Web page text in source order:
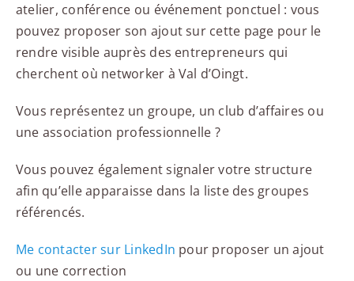
atelier, conférence ou événement ponctuel : vous
pouvez proposer son ajout sur cette page pour le
rendre visible auprès des entrepreneurs qui
cherchent où networker à Val d’Oingt.
Vous représentez un groupe, un club d’affaires ou
une association professionnelle ?
Vous pouvez également signaler votre structure
afin qu’elle apparaisse dans la liste des groupes
référencés.
Me contacter sur LinkedIn pour proposer un ajout
ou une correction